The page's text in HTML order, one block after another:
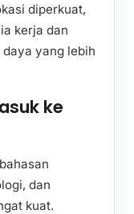
diperkuat,
kerja dan
yang lebih
ke
dan
kuat.